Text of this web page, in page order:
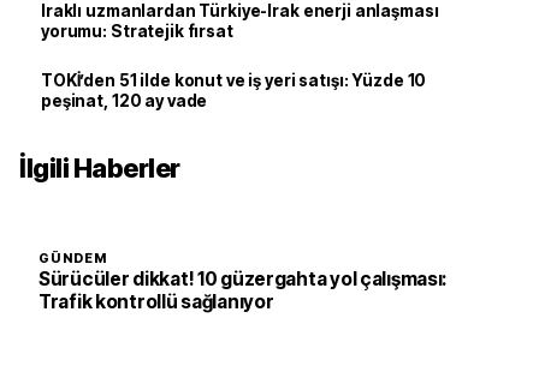
Iraklı uzmanlardan Türkiye-Irak enerji anlaşması
yorumu: Stratejik fırsat
TOKİ’den 51 ilde konut ve iş yeri satışı: Yüzde 10
peşinat, 120 ay vade
İlgili Haberler
GÜNDEM
Sürücüler dikkat! 10 güzergahta yol çalışması:
Trafik kontrollü sağlanıyor